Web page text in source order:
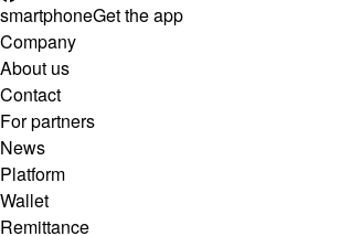
smartphoneGet the app
Company
About us
Contact
For partners
News
Platform
Wallet
Remittance